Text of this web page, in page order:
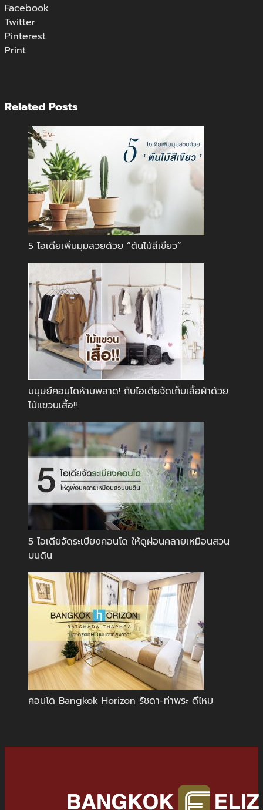
Facebook
Twitter
Pinterest
Print
Related Posts
5 ไอเดียเพิ่มมุมสวยด้วย “ต้นไม้สีเขียว”
มนุษย์คอนโดห้ามพลาด! กับไอเดียจัดเก็บเสื้อผ้าด้วย
ไม้แขวนเสื้อ!!
5 ไอเดียจัดระเบียงคอนโด ให้ดูผ่อนคลายเหมือนสวน
บนดิน
คอนโด Bangkok Horizon รัชดา-ท่าพระ ดีไหม